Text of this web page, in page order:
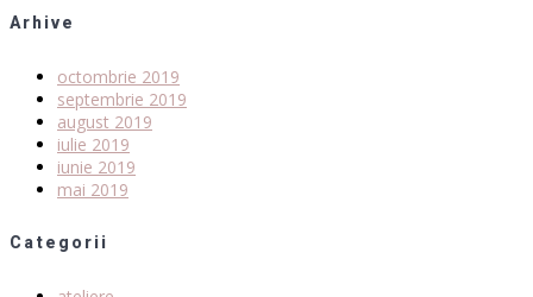
Arhive
octombrie 2019
septembrie 2019
august 2019
iulie 2019
iunie 2019
mai 2019
Categorii